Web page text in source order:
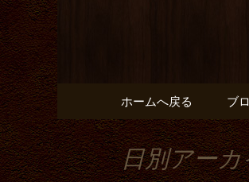
コンテンツへ移動
ホームへ戻る ブ
日別アーカ